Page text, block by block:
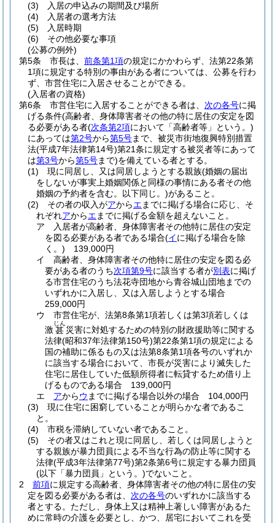
(3)
入居の申込みの期間及び場所
(4)
入居者の選考方法
(5)
入居時期
(6)
その他必要な事項
(公募の例外)
第5条
市長は、 前条第1項の規定にかかわらず、法第22条第
1項に規定する特別の事由がある者については、公募を行わ
ず、市営住宅に入居させることができる。
(入居者の資格)
第6条
市営住宅に入居することができる者は、 次の各号に掲
げる条件(高齢者、身体障害者その他の特に居住の安定を図
る必要がある者(次条第2項において「高齢者等」という。)
にあっては第2号から第5号まで、被災市街地復興特別措置
法(平成7年法律第14号)第21条に規定する被災者等にあって
は第3号から第5号まで)を備えている者とする。
(1)
現に同居し、又は同居しようとする親族(婚姻の届出
をしないが事実上婚姻関係と同様の事情にある者その他
婚姻の予約者を含む。以下同じ。)があること。
(2)
その者の収入がアからエ までに掲げる場合に応じ、そ
れぞれアからエ までに掲げる金額を超えないこと。
ア
入居者が高齢者、身体障害者その他特に居住の安定
を図る必要がある者である場合(イに掲げる場合を除
く。) 139,000円
イ
高齢者、身体障害者その他特に居住の安定を図る必
要がある者のうち次項第9号に該当する者が別表に掲げ
る市営住宅のうち法花寺団地から青谷城山団地までの
いずれかに入居し、又は入居しようとする場合
259,000円
ウ
市営住宅が、法第8条第1項若しくは第3項若しくは
激 甚
じん
災害に対処するための特別の財政援助等に関する
法律(昭和37年法律第150号)第22条第1項の規定による
国の補助に係るもの又は法第8条第1項各号のいずれか
に該当する場合において、市長が災害により滅失した
住宅に居住していた低額所得者に転貸するため借り上
げるものである場合 139,000円
エ
アからウ までに掲げる場合以外の場合 104,000円
(3)
現に住宅に困窮していることが明らかな者であるこ
と。
(4)
市税を滞納していない者であること。
(5)
その者又はこれと現に同居し、若しくは同居しようと
する親族が暴力団員による不当な行為の防止等に関する
法律(平成3年法律第77号)第2条第6号に規定する暴力団員
(以下「暴力団員」という。)でないこと。
2
前項に規定する高齢者、身体障害者その他の特に居住の安
定を図る必要がある者は、 次の各号のいずれかに該当する
者とする。 ただし、身体上又は精神上著しい障害があるた
めに常時の介護を必要とし、かつ、居宅においてこれを受